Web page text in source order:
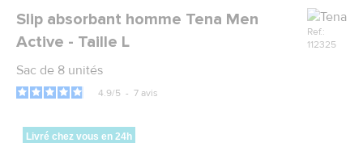
Slip absorbant homme Tena Men
Active - Taille L
Sac de 8 unités
Marque
Ref.:
112325
4.9/5 - 7 avis
Livré chez vous en 24h